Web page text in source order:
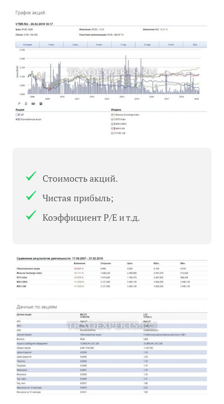
Стоимость акций.
Чистая прибыль;
Коэффициент Р/Е и т.д.